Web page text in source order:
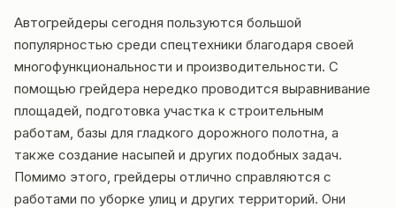
Автогрейдеры сегодня пользуются большой
популярностью среди спецтехники благодаря своей
многофункциональности и производительности. С
помощью грейдера нередко проводится выравнивание
площадей, подготовка участка к строительным
работам, базы для гладкого дорожного полотна, а
также создание насыпей и других подобных задач.
Помимо этого, грейдеры отлично справляются с
работами по уборке улиц и других территорий. Они